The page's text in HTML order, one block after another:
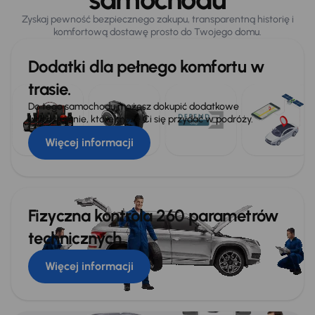
Zyskaj pewność bezpiecznego zakupu, transparentną historię i
komfortową dostawę prosto do Twojego domu.
Dodatki dla pełnego komfortu w
trasie.
Do tego samochodu możesz dokupić dodatkowe
wyposażenie, które może Ci się przydać w podróży.
Więcej informacji
Fizyczna kontrola 260 parametrów
technicznych
Więcej informacji